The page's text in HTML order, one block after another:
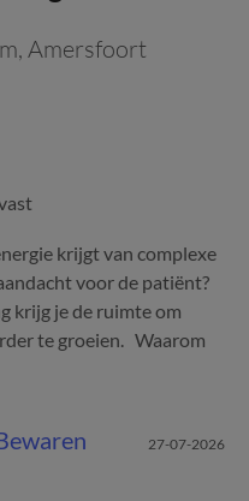
, Amersfoort
krijgt van complexe
voor de patiënt?
krijg je de ruimte om
te groeien. Waarom
27-07-2026